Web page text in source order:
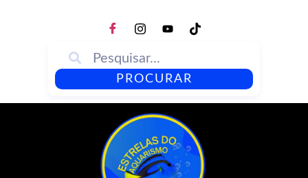
PROCURAR